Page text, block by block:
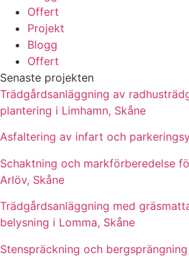
Offert
Projekt
Blogg
Offert
Senaste projekten
Trädgårdsanläggning av
plantering i Limhamn, Skåne
Asfaltering av infart och
Schaktning och markförberedelse
Arlöv, Skåne
Trädgårdsanläggning med
belysning i Lomma, Skåne
Stenspräckning och